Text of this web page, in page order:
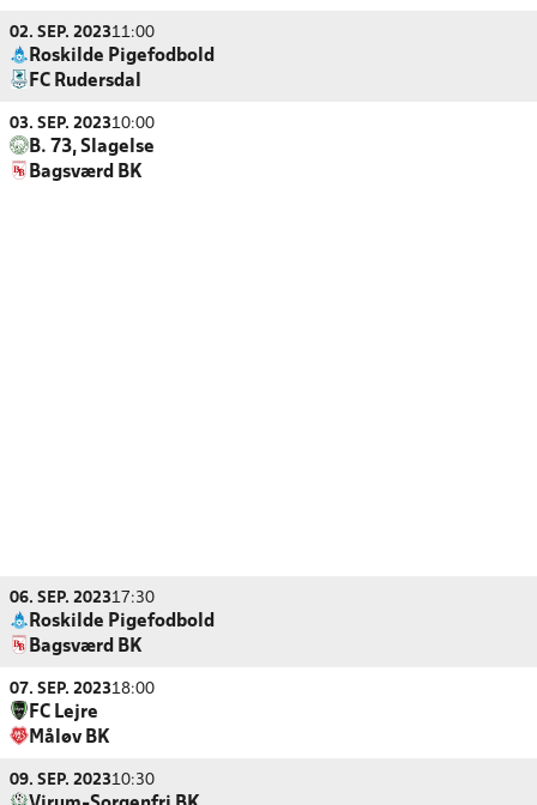
02. SEP. 202311:00
Roskilde Pigefodbold
FC Rudersdal
03. SEP. 202310:00
B. 73, Slagelse
Bagsværd BK
06. SEP. 202317:30
Roskilde Pigefodbold
Bagsværd BK
07. SEP. 202318:00
FC Lejre
Måløv BK
09. SEP. 202310:30